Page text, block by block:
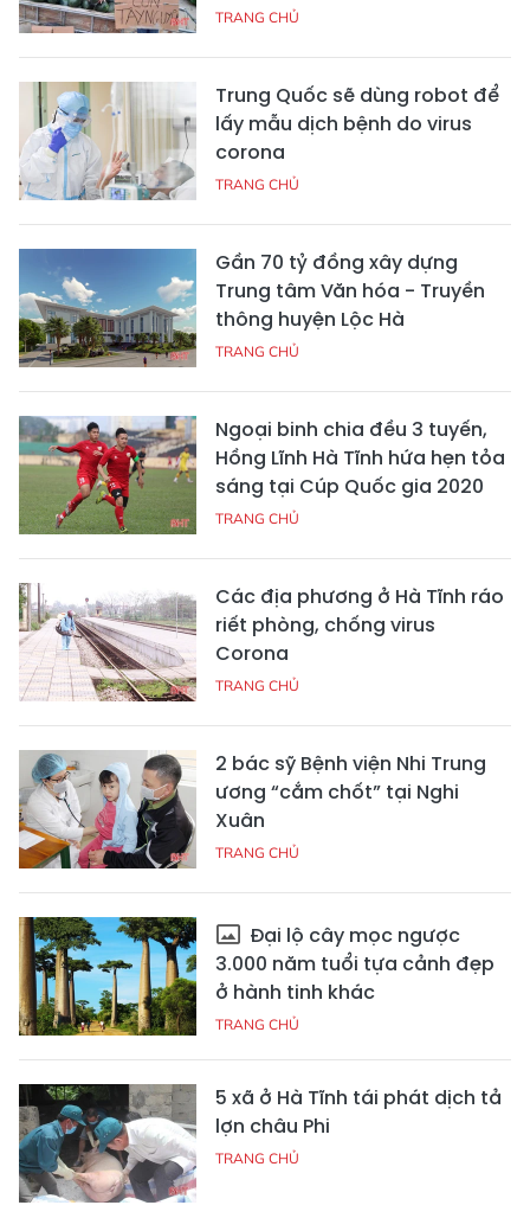
TRANG CHỦ
Trung Quốc sẽ dùng robot để
lấy mẫu dịch bệnh do virus
corona
TRANG CHỦ
Gần 70 tỷ đồng xây dựng
Trung tâm Văn hóa - Truyền
thông huyện Lộc Hà
TRANG CHỦ
Ngoại binh chia đều 3 tuyến,
Hồng Lĩnh Hà Tĩnh hứa hẹn tỏa
sáng tại Cúp Quốc gia 2020
TRANG CHỦ
Các địa phương ở Hà Tĩnh ráo
riết phòng, chống virus
Corona
TRANG CHỦ
2 bác sỹ Bệnh viện Nhi Trung
ương “cắm chốt” tại Nghi
Xuân
TRANG CHỦ
Đại lộ cây mọc ngược
3.000 năm tuổi tựa cảnh đẹp
ở hành tinh khác
TRANG CHỦ
5 xã ở Hà Tĩnh tái phát dịch tả
lợn châu Phi
TRANG CHỦ